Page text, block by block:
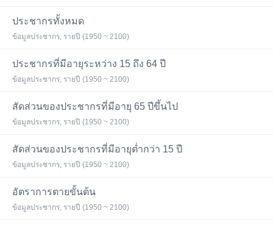
ประชากรทั้งหมด
ข้อมูลประชากร, รายปี (1950 ~ 2100)
ประชากรที่มีอายุระหว่าง 15 ถึง 64 ปี
ข้อมูลประชากร, รายปี (1950 ~ 2100)
สัดส่วนของประชากรที่มีอายุ 65 ปีขึ้นไป
ข้อมูลประชากร, รายปี (1950 ~ 2100)
สัดส่วนของประชากรที่มีอายุต่ำกว่า 15 ปี
ข้อมูลประชากร, รายปี (1950 ~ 2100)
อัตราการตายขั้นต้น
ข้อมูลประชากร, รายปี (1950 ~ 2100)